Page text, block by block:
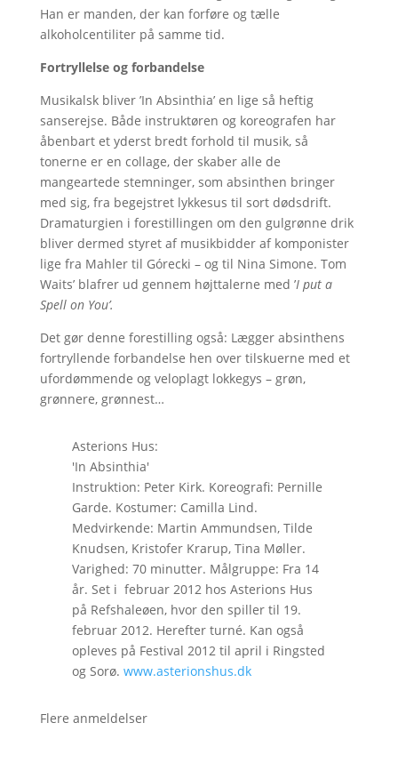
Han er manden, der kan forføre og tælle
alkoholcentiliter på samme tid.
Fortryllelse og forbandelse
Musikalsk bliver ’In Absinthia’ en lige så heftig
sanserejse. Både instruktøren og koreografen har
åbenbart et yderst bredt forhold til musik, så
tonerne er en collage, der skaber alle de
mangeartede stemninger, som absinthen bringer
med sig, fra begejstret lykkesus til sort dødsdrift.
Dramaturgien i forestillingen om den gulgrønne drik
bliver dermed styret af musikbidder af komponister
lige fra Mahler til Górecki – og til Nina Simone. Tom
Waits’ blafrer ud gennem højttalerne med ’I put a
Spell on You’.
Det gør denne forestilling også: Lægger absinthens
fortryllende forbandelse hen over tilskuerne med et
ufordømmende og veloplagt lokkegys – grøn,
grønnere, grønnest…
Asterions Hus:
'In Absinthia'
Instruktion: Peter Kirk. Koreografi: Pernille
Garde. Kostumer: Camilla Lind.
Medvirkende: Martin Ammundsen, Tilde
Knudsen, Kristofer Krarup, Tina Møller.
Varighed: 70 minutter. Målgruppe: Fra 14
år. Set i februar 2012 hos Asterions Hus
på Refshaleøen, hvor den spiller til 19.
februar 2012. Herefter turné. Kan også
opleves på Festival 2012 til april i Ringsted
og Sorø. www.asterionshus.dk
Flere anmeldelser